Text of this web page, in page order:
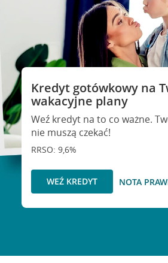
Kredyt gotówkowy na
wakacyjne plany
Weź kredyt na to co ważne.
nie muszą czekać!
RRSO: 9,6%
WEŹ KREDYT NOTA